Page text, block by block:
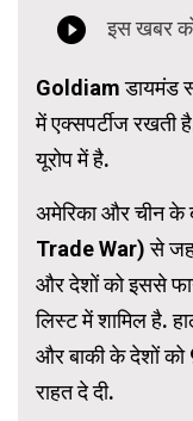
Goldiam डायमंड
में एक्सपर्टीज रखती
यूरोप में है.
अमेरिका और चीन के
Trade War) से जहां
और देशों को इससे
लिस्ट में शामिल है.
और बाकी के देशों को
राहत दे दी.